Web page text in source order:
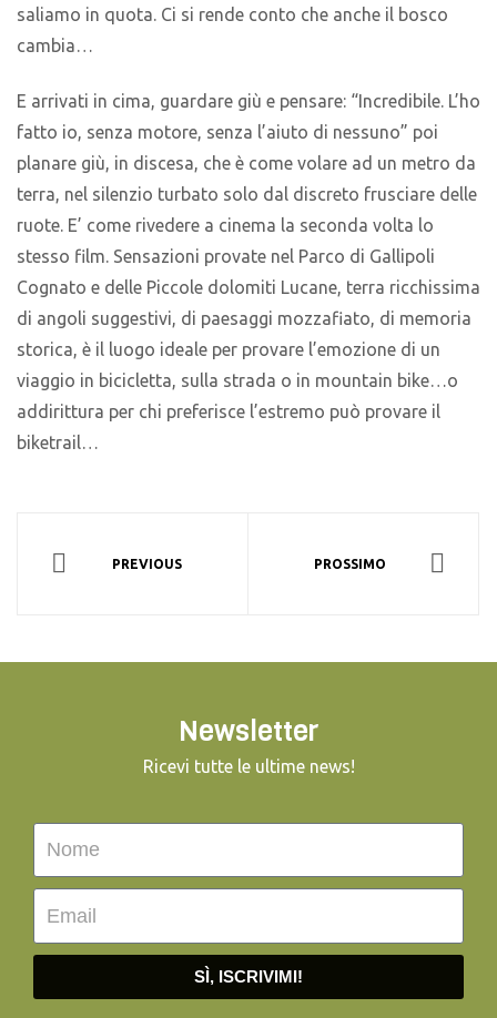
saliamo in quota. Ci si rende conto che anche il bosco
cambia…
E arrivati in cima, guardare giù e pensare: “Incredibile. L’ho
fatto io, senza motore, senza l’aiuto di nessuno” poi
planare giù, in discesa, che è come volare ad un metro da
terra, nel silenzio turbato solo dal discreto frusciare delle
ruote. E’ come rivedere a cinema la seconda volta lo
stesso film. Sensazioni provate nel Parco di Gallipoli
Cognato e delle Piccole dolomiti Lucane, terra ricchissima
di angoli suggestivi, di paesaggi mozzafiato, di memoria
storica, è il luogo ideale per provare l’emozione di un
viaggio in bicicletta, sulla strada o in mountain bike…o
addirittura per chi preferisce l’estremo può provare il
biketrail…
PREVIOUS PROSSIMO
Newsletter
Ricevi tutte le ultime news!
SÌ, ISCRIVIMI!